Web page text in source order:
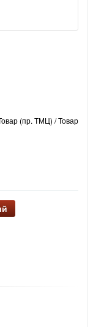
(пр. ТМЦ) / Товар